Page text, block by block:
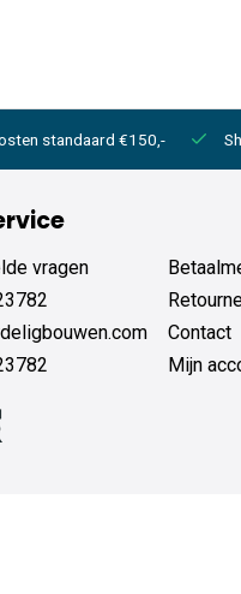
standaard €150,-
vragen
Contact
Mijn